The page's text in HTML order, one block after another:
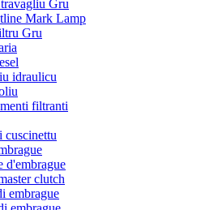
travagliu Gru
Mark Lamp
Gru
idraulicu
filtranti
cuscinettu
d'embrague
clutch
embrague